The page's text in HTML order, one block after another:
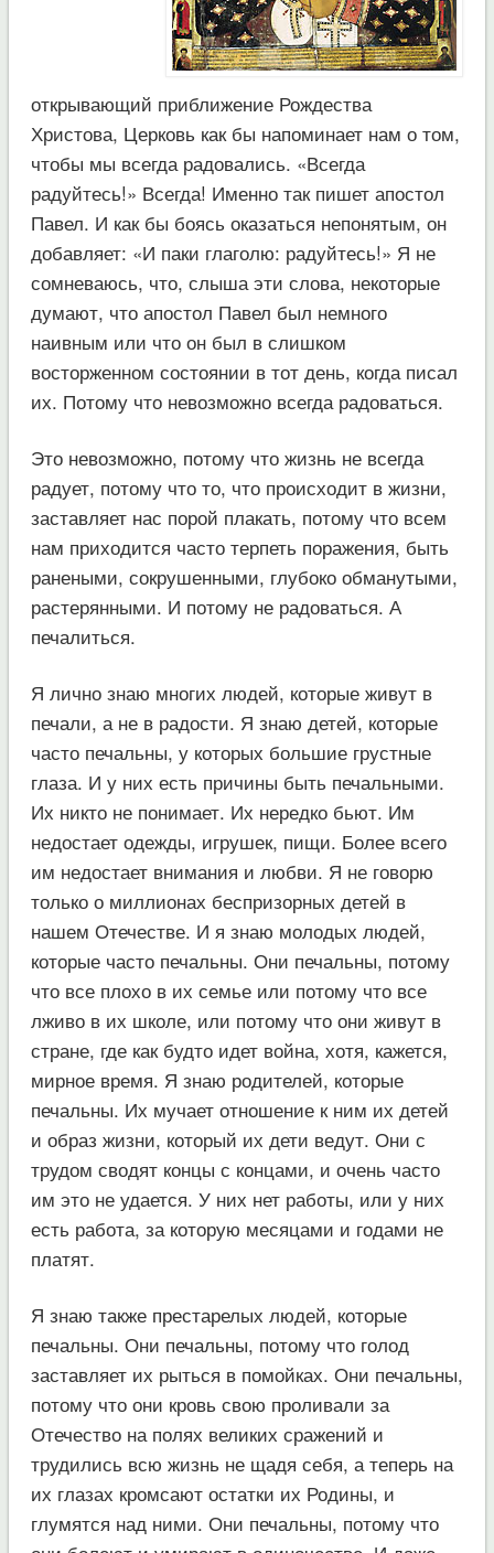
открывающий приближение Рождества
Христова, Церковь как бы напоминает нам о том,
чтобы мы всегда радовались. «Всегда
радуйтесь!» Всегда! Именно так пишет апостол
Павел. И как бы боясь оказаться непонятым, он
добавляет: «И паки глаголю: радуйтесь!» Я не
сомневаюсь, что, слыша эти слова, некоторые
думают, что апостол Павел был немного
наивным или что он был в слишком
восторженном состоянии в тот день, когда писал
их. Потому что невозможно всегда радоваться.
Это невозможно, потому что жизнь не всегда
радует, потому что то, что происходит в жизни,
заставляет нас порой плакать, потому что всем
нам приходится часто терпеть поражения, быть
ранеными, сокрушенными, глубоко обманутыми,
растерянными. И потому не радоваться. А
печалиться.
Я лично знаю многих людей, которые живут в
печали, а не в радости. Я знаю детей, которые
часто печальны, у которых большие грустные
глаза. И у них есть причины быть печальными.
Их никто не понимает. Их нередко бьют. Им
недостает одежды, игрушек, пищи. Более всего
им недостает внимания и любви. Я не говорю
только о миллионах беспризорных детей в
нашем Отечестве. И я знаю молодых людей,
которые часто печальны. Они печальны, потому
что все плохо в их семье или потому что все
лживо в их школе, или потому что они живут в
стране, где как будто идет война, хотя, кажется,
мирное время. Я знаю родителей, которые
печальны. Их мучает отношение к ним их детей
и образ жизни, который их дети ведут. Они с
трудом сводят концы с концами, и очень часто
им это не удается. У них нет работы, или у них
есть работа, за которую месяцами и годами не
платят.
Я знаю также престарелых людей, которые
печальны. Они печальны, потому что голод
заставляет их рыться в помойках. Они печальны,
потому что они кровь свою проливали за
Отечество на полях великих сражений и
трудились всю жизнь не щадя себя, а теперь на
их глазах кромсают остатки их Родины, и
глумятся над ними. Они печальны, потому что